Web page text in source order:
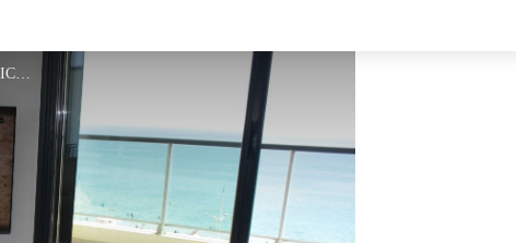
02 - Salon vue plage - BOUFENICHE